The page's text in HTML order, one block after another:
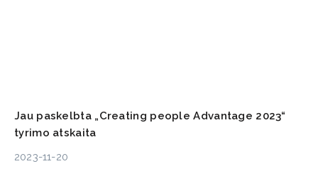
Jau paskelbta „Creating people Advantage 2023“
tyrimo atskaita
2023-11-20